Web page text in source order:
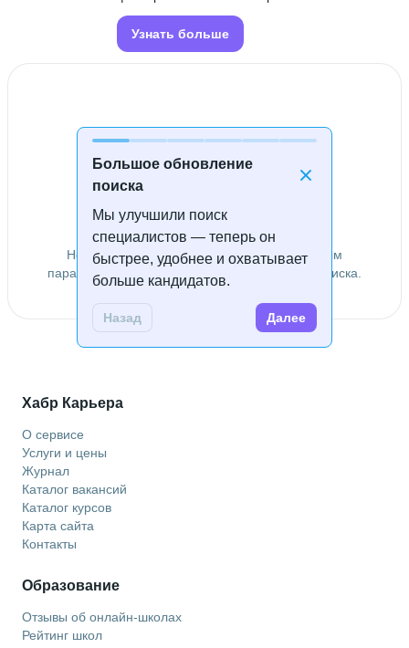
Большое обновление
поиска
Мы улучшили поиск
специалистов — теперь он
быстрее, удобнее и охватывает
больше кандидатов.
Назад Далее
Узнать больше
Специалисты не найдены
Не удалось найти специалистов по заданным
параметрам. Попробуйте изменить условия поиска.
Хабр Карьера
О сервисе
Услуги и цены
Журнал
Каталог вакансий
Каталог курсов
Карта сайта
Контакты
Образование
Отзывы об онлайн-школах
Рейтинг школ